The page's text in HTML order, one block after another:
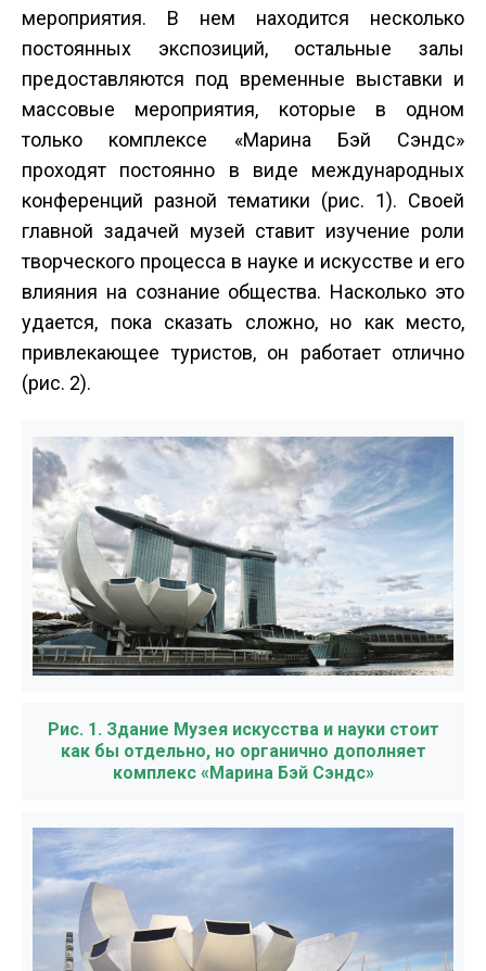
мероприятия. В нем находится несколько
постоянных экспозиций, остальные залы
предоставляются под временные выставки и
массовые мероприятия, которые в одном
только комплексе «Марина Бэй Сэндс»
проходят постоянно в виде международных
конференций разной тематики (рис. 1). Своей
главной задачей музей ставит изучение роли
творческого процесса в науке и искусстве и его
влияния на сознание общества. Насколько это
удается, пока сказать сложно, но как место,
привлекающее туристов, он работает отлично
(рис. 2).
Рис. 1. Здание Музея искусства и науки стоит
как бы отдельно, но органично дополняет
комплекс «Марина Бэй Сэндс»